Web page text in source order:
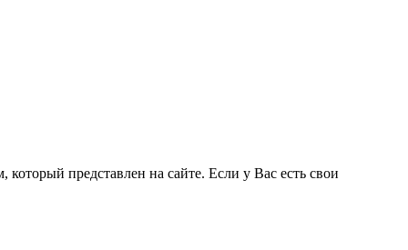
представлен на сайте. Если у Вас есть свои